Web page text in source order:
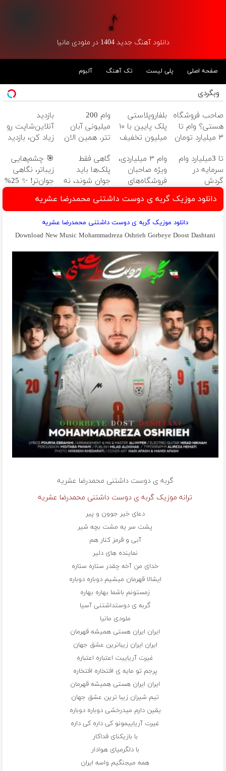
دانلود آهنگ جدید 1404 در ملودی مانیا
صفحه اصلی پلی لیست تک آهنگ آلبوم
وبگردی
صاحب فروشگاه
هستی؟ وام تا
۳ میلیارد تومان
بلفاروپلاستی
پلک پایین با ۱۰
میلیون تخفیف
👀
وام 200
میلیونی آبان
تتر. همین الان
بازدید
آنلاین‌شاپت رو
زیاد کن، بازدید
بیشتر
تا 3میلیارد وام
سرمایه در
گردش
فروشندگان =>
فروشگاهت رو
ثبت کن
وام ۳ میلیاردی،
ویژه صاحبان
فروشگاه‌های
گاهی فقط
پلک‌ها باید
جوان شوند، نه
نتیجه‌ای طبیعی
🎯 چشم‌هایی
زیباتر، نگاهی
جوان‌تر! ✨ 25%
بلفاروپلاستی
دانلود موزیک گربه ی دوست داشتنی محمدرضا عشریه
دانلود موزیک گربه ی دوست داشتنی محمدرضا عشریه
Download New Music Mohammadreza Oshrieh Gorbeye Doost Dashtani
گربه ی دوست داشتنی محمدرضا عشریه
ترانه موزیک گربه ی دوست داشتنی محمدرضا عشریه
دعای خیر جوون و پیر
پشت سر یه مشت بچه شیر
آبی و قرمز کنار هم
نماینده های دلیر
خدای من آخه چقدر ستاره ستاره
ایشالا قهرمان میشیم دوباره دوباره
زمستونم باشما بهاره بهاره
گربه ی دوستداشتنی آسیا
ملودی مانیا
ایران ایران هستی همیشه قهرمان
ایران ایران زیباترین عشق جهان
غیرت آریاییت اعتباره اعتباره
پرجم تو مایه ی افتخاره افتخاره
ایران ایران هستی همیشه قهرمان
تیم شیران زیبا ترین عشق جهان
یقین دارم میدرخشی دوباره دوباره
غیرت آریاییمونو کی داره کی داره
با بازیکنای فداکار
با دلگرمیای هوادار
همه میجنگیم واسه ایران